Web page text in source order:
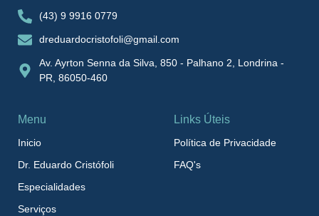
(43) 9 9916 0779
dreduardocristofoli@gmail.com
Av. Ayrton Senna da Silva, 850 - Palhano 2, Londrina -
PR, 86050-460
Menu
Inicio
Dr. Eduardo Cristófoli
Especialidades
Serviços
Links Úteis
Política de Privacidade
FAQ's